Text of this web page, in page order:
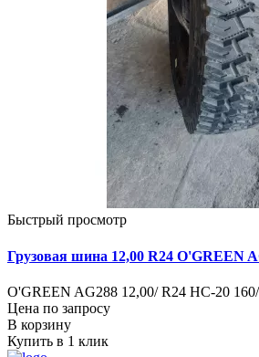
Быстрый просмотр
Грузовая шина 12,00 R24 O'GREEN
O'GREEN AG288 12,00/ R24 HC-20
Цена по запросу
В корзину
Купить в 1 клик